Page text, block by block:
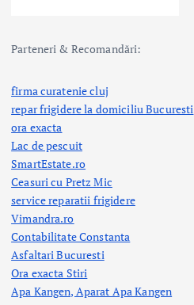
Parteneri & Recomandări:
firma curatenie cluj
repar frigidere la domiciliu Bucuresti
ora exacta
Lac de pescuit
SmartEstate.ro
Ceasuri cu Pretz Mic
service reparatii frigidere
Vimandra.ro
Contabilitate Constanta
Asfaltari Bucuresti
Ora exacta Stiri
Apa Kangen, Aparat Apa Kangen